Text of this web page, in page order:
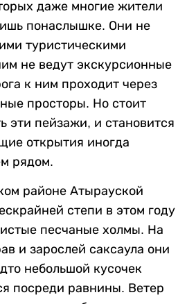
даже многие жители
понаслышке. Они не
туристическими
не ведут экскурсионные
к ним проходит через
просторы. Но стоит
эти пейзажи, и становится
открытия иногда
рядом.
районе Атырауской
степи в этом году
песчаные холмы. На
и зарослей саксаула они
небольшой кусочек
посреди равнины. Ветер